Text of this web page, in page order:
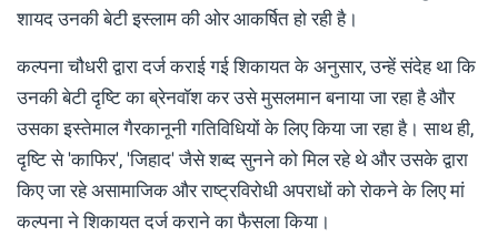
शायद उनकी बेटी इस्लाम की ओर आकर्षित हो रही है।
कल्पना चौधरी द्वारा दर्ज कराई गई शिकायत के अनुसार, उन्हें संदेह था कि
उनकी बेटी दृष्टि का ब्रेनवॉश कर उसे मुसलमान बनाया जा रहा है और
उसका इस्तेमाल गैरकानूनी गतिविधियों के लिए किया जा रहा है। साथ ही,
दृष्टि से 'काफिर', 'जिहाद' जैसे शब्द सुनने को मिल रहे थे और उसके द्वारा
किए जा रहे असामाजिक और राष्ट्रविरोधी अपराधों को रोकने के लिए मां
कल्पना ने शिकायत दर्ज कराने का फैसला किया।